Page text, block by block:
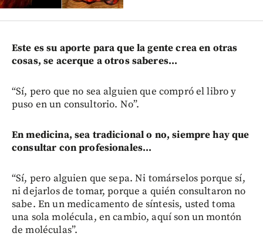
Este es su aporte para que la gente crea en otras
cosas, se acerque a otros saberes...
“Sí, pero que no sea alguien que compró el libro y
puso en un consultorio. No”.
En medicina, sea tradicional o no, siempre hay que
consultar con profesionales...
“Sí, pero alguien que sepa. Ni tomárselos porque sí,
ni dejarlos de tomar, porque a quién consultaron no
sabe. En un medicamento de síntesis, usted toma
una sola molécula, en cambio, aquí son un montón
de moléculas”.